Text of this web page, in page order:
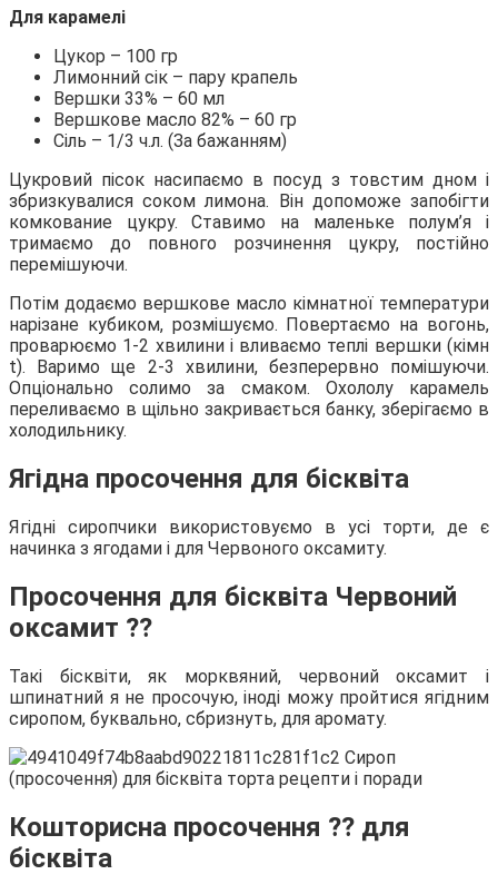
Для карамелі
Цукор – 100 гр
Лимонний сік – пару крапель
Вершки 33% – 60 мл
Вершкове масло 82% – 60 гр
Сіль – 1/3 ч.л. (За бажанням)
Цукровий пісок насипаємо в посуд з товстим дном і
збризкувалися соком лимона. Він допоможе запобігти
комкование цукру. Ставимо на маленьке полум’я і
тримаємо до повного розчинення цукру, постійно
перемішуючи.
Потім додаємо вершкове масло кімнатної температури
нарізане кубиком, розмішуємо. Повертаємо на вогонь,
проварюємо 1-2 хвилини і вливаємо теплі вершки (кімн
t). Варимо ще 2-3 хвилини, безперервно помішуючи.
Опціонально солимо за смаком. Охололу карамель
переливаємо в щільно закривається банку, зберігаємо в
холодильнику.
Ягідна просочення для бісквіта
Ягідні сиропчики використовуємо в усі торти, де є
начинка з ягодами і для Червоного оксамиту.
Просочення для бісквіта Червоний
оксамит ⁇
Такі бісквіти, як морквяний, червоний оксамит і
шпинатний я не просочую, іноді можу пройтися ягідним
сиропом, буквально, сбризнуть, для аромату.
Кошторисна просочення ⁇ для
бісквіта